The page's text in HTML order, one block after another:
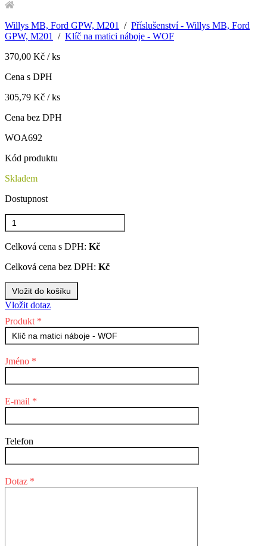
Willys MB, Ford GPW, M201 / Příslušenství - Willys MB, Ford
GPW, M201
/ Klíč na matici náboje - WOF
370,00 Kč / ks
Cena s DPH
305,79 Kč / ks
Cena bez DPH
WOA692
Kód produktu
Skladem
Dostupnost
Celková cena s DPH: Kč
Celková cena bez DPH: Kč
Vložit dotaz
Produkt *
Jméno *
E-mail *
Telefon
Dotaz *